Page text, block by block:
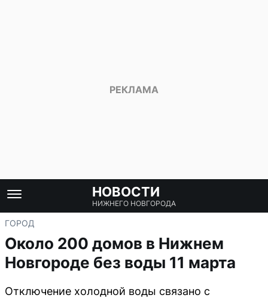
НОВОСТИ
НИЖНЕГО НОВГОРОДА
ГОРОД
Около 200 домов в Нижнем
Новгороде без воды 11 марта
Отключение холодной воды связано с